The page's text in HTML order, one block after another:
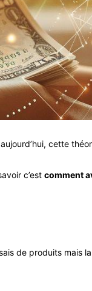
cette
c’est comment
de produits mais